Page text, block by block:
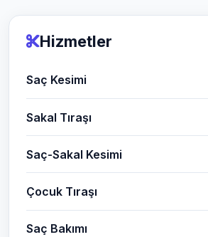
Hizmetler
Saç Kesimi
Sakal Tıraşı
Saç-Sakal Kesimi
Çocuk Tıraşı
Saç Bakımı